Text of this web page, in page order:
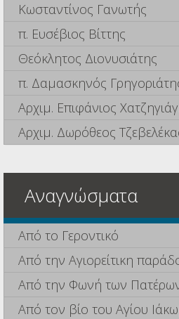
Κωσταντίνος Γανωτής
π. Ευσέβιος Βίττης
Θεόκλητος Διονυσιάτης
π. Δαμασκηνός
Αρχιμ. Επιφάνιος
Αρχιμ. Δωρόθεος
Αναγνώσματα
Από το Γεροντικό
Από την Αγιορείτικη
Από την Φωνή των
Από τον βίο του Αγίου